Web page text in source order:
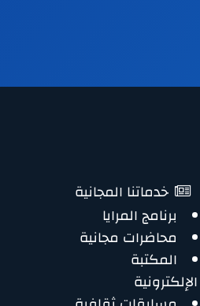
خدماتنا المجانية
برنامج المرايا
محاضرات مجانية
المكتبة
الإلكترونية